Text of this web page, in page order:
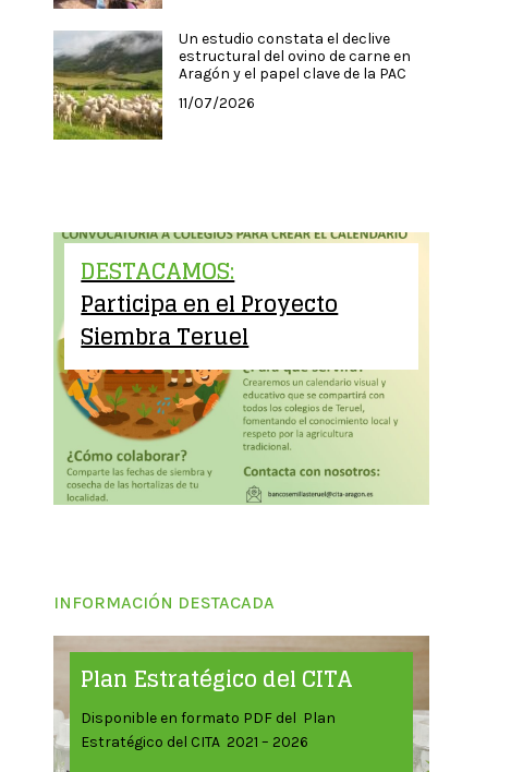
Un estudio constata el declive
estructural del ovino de carne en
Aragón y el papel clave de la PAC
11/07/2026
DESTACAMOS:
Participa en el Proyecto
Siembra Teruel
INFORMACIÓN DESTACADA
Plan Estratégico del CITA
Disponible en formato PDF del Plan
Estratégico del CITA 2021 – 2026